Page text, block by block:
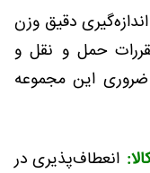
اندازه‌گیری دقیق وزن
حمل و نقل و
ضروری این مجموعه
انعطاف‌پذیری در